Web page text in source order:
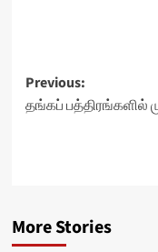
Post
navigation
Previous:
தங்கப் பத்திரங்களில்
More Stories